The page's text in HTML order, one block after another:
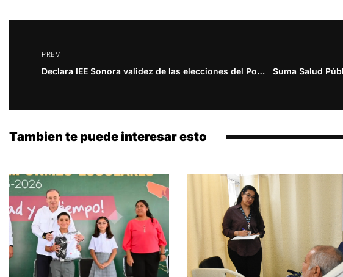
PREV
Declara IEE Sonora validez de las elecciones del Poder Judicial Local 2025 Suma Salud
Tambien te puede interesar esto